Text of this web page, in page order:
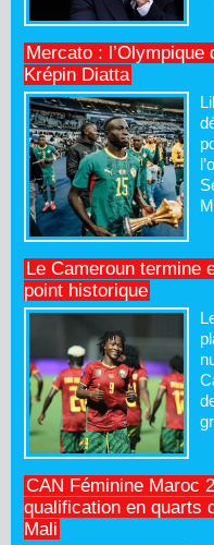
Mercato : l’Olympique
Krépin Diatta
Le Cameroun termine
point historique
CAN Féminine Maroc
qualification en quarts
Mali